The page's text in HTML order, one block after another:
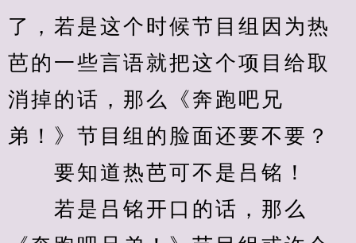
了，若是这个时候节目组因为热
芭的一些言语就把这个项目给取
消掉的话，那么《奔跑吧兄
弟！》节目组的脸面还要不要？
要知道热芭可不是吕铭！
若是吕铭开口的话，那么